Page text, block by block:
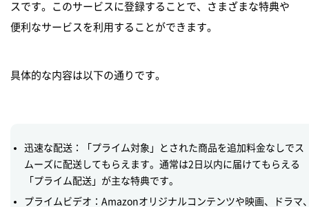
スです。このサービスに登録することで、さまざまな特典や
便利なサービスを利用することができます。
具体的な内容は以下の通りです。
迅速な配送：「プライム対象」とされた商品を追加料金なしでス
ムーズに配送してもらえます。通常は2日以内に届けてもらえる
「プライム配送」が主な特典です。
プライムビデオ：Amazonオリジナルコンテンツや映画、ドラマ